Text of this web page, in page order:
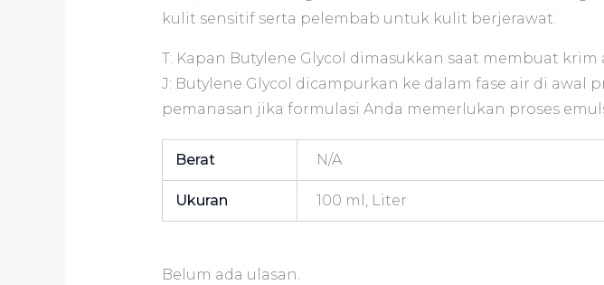
kulit sensitif serta pelembab untuk kulit berjerawat.
T: Kapan Butylene Glycol dimasukkan saat membuat krim
J: Butylene Glycol dicampurkan ke dalam fase air di
pemanasan jika formulasi Anda memerlukan proses
Berat N/A
Ukuran 100 ml, Liter
Belum ada ulasan.